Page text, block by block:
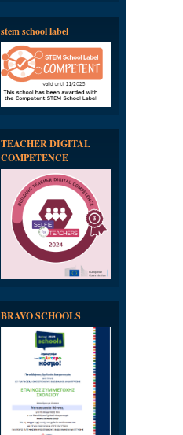
stem school label
TEACHER DIGITAL
COMPETENCE
BRAVO SCHOOLS